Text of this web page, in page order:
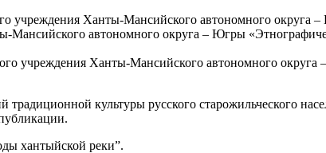
учреждения Ханты-Мансийского автономного округа
автономного округа – Югры
учреждения Ханты-Мансийского автономного
культуры русского старожильческого
хантыйской реки”.